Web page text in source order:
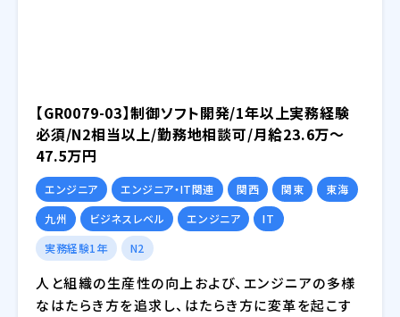
【GR0079-03】制御ソフト開発/1年以上実務経験
必須/N2相当以上/勤務地相談可/月給23.6万～
47.5万円
エンジニア エンジニア・IT関連 関西 関東
東海
九州
ビジネスレベル エンジニア
IT
実務経験1年
N2
人と組織の生産性の向上および、エンジニアの多様
なはたらき方を追求し、はたらき方に変革を起こす